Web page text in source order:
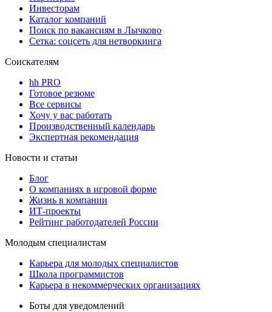
Инвесторам
Каталог компаний
Поиск по вакансиям в Лычково
Сетка: соцсеть для нетворкинга
Соискателям
hh PRO
Готовое резюме
Все сервисы
Хочу у вас работать
Производственный календарь
Экспертная рекомендация
Новости и статьи
Блог
О компаниях в игровой форме
Жизнь в компании
ИТ-проекты
Рейтинг работодателей России
Молодым специалистам
Карьера для молодых специалистов
Школа программистов
Карьера в некоммерческих организациях
Боты для уведомлений